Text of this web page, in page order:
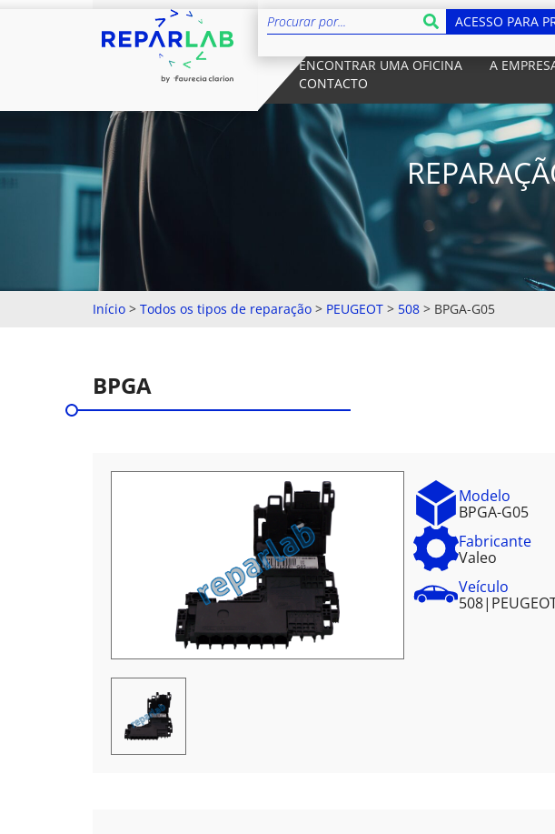
ACESSO PARA
ENCONTRAR UMA OFICINA A
CONTACTO
Início > Todos os tipos de reparação > PEUGEOT > 508 > BPGA-G05
BPGA
Modelo
BPGA-G05
Fabricante
Valeo
Veículo
508|